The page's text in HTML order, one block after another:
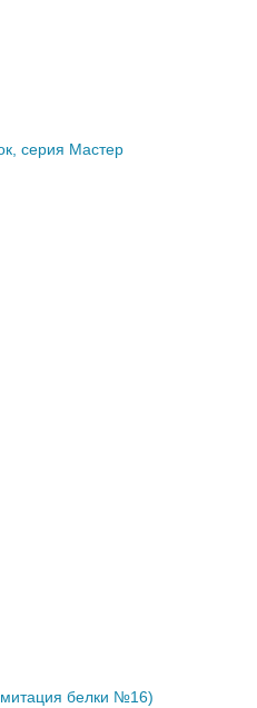
серия Мастер
белки №16)